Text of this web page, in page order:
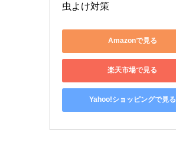
虫よけ対策
Amazonで見る
楽天市場で見る
Yahoo!ショッピングで見る